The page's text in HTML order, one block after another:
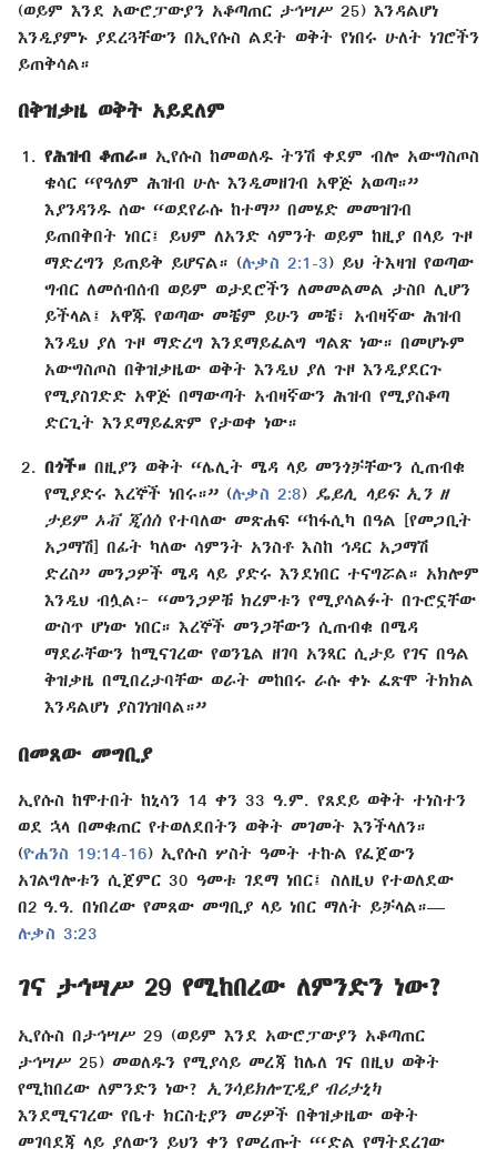
(ወይም እንደ አውሮፓውያን አቆጣጠር ታኅሣሥ 25) እንዳልሆነ
እንዲያምኑ ያደረጓቸውን በኢየሱስ ልደት ወቅት የነበሩ ሁለት ነገሮችን
ይጠቅሳል።
በቅዝቃዜ ወቅት አይደለም
የሕዝብ ቆጠራ። ኢየሱስ ከመወለዱ ትንሽ ቀደም ብሎ አውግስጦስ
ቄሳር “የዓለም ሕዝብ ሁሉ እንዲመዘገብ አዋጅ አወጣ።”
እያንዳንዱ ሰው “ወደየራሱ ከተማ” በመሄድ መመዝገብ
ይጠበቅበት ነበር፤ ይህም ለአንድ ሳምንት ወይም ከዚያ በላይ ጉዞ
ማድረግን ይጠይቅ ይሆናል። (ሉቃስ 2:1-3) ይህ ትእዛዝ የወጣው
ግብር ለመሰብሰብ ወይም ወታደሮችን ለመመልመል ታስቦ ሊሆን
ይችላል፤ አዋጁ የወጣው መቼም ይሁን መቼ፣ አብዛኛው ሕዝብ
እንዲህ ያለ ጉዞ ማድረግ እንደማይፈልግ ግልጽ ነው። በመሆኑም
አውግስጦስ በቅዝቃዜው ወቅት እንዲህ ያለ ጉዞ እንዲያደርጉ
የሚያስገድድ አዋጅ በማውጣት አብዛኛውን ሕዝብ የሚያስቆጣ
ድርጊት እንደማይፈጽም የታወቀ ነው።
በጎች። በዚያን ወቅት “ሌሊት ሜዳ ላይ መንጎቻቸውን ሲጠብቁ
የሚያድሩ እረኞች ነበሩ።” (ሉቃስ 2:8) ዴይሊ ላይፍ ኢን ዘ
ታይም ኦቭ ጂሰስየተባለው መጽሐፍ “ከፋሲካ በዓል [የመጋቢት
አጋማሽ] በፊት ካለው ሳምንት አንስቶ እስከ ኅዳር አጋማሽ
ድረስ” መንጋዎች ሜዳ ላይ ያድሩ እንደነበር ተናግሯል። አክሎም
እንዲህ ብሏል፦ “መንጋዎቹ ክረምቱን የሚያሳልፉት በጉሮኗቸው
ውስጥ ሆነው ነበር። እረኞች መንጋቸውን ሲጠብቁ በሜዳ
ማደራቸውን ከሚናገረው የወንጌል ዘገባ አንጻር ሲታይ የገና በዓል
ቅዝቃዜ በሚበረታባቸው ወራት መከበሩ ራሱ ቀኑ ፈጽሞ ትክክል
እንዳልሆነ ያስገነዝባል።”
በመጸው መግቢያ
ኢየሱስ ከሞተበት ከኒሳን 14 ቀን 33 ዓ.ም. የጸደይ ወቅት ተነስተን
ወደ ኋላ በመቁጠር የተወለደበትን ወቅት መገመት እንችላለን።
(ዮሐንስ 19:14-16) ኢየሱስ ሦስት ዓመት ተኩል የፈጀውን
አገልግሎቱን ሲጀምር 30 ዓመቱ ገደማ ነበር፤ ስለዚህ የተወለደው
በ2 ዓ.ዓ. በነበረው የመጸው መግቢያ ላይ ነበር ማለት ይቻላል።—
ሉቃስ 3:23
ገና ታኅሣሥ 29 የሚከበረው ለምንድን ነው?
ኢየሱስ በታኅሣሥ 29 (ወይም እንደ አውሮፓውያን አቆጣጠር
ታኅሣሥ 25) መወለዱን የሚያሳይ መረጃ ከሌለ ገና በዚህ ወቅት
የሚከበረው ለምንድን ነው? ኢንሳይክሎፒዲያ ብሪታኒካ
እንደሚናገረው የቤተ ክርስቲያን መሪዎች በቅዝቃዜው ወቅት
መገባደጃ ላይ ያለውን ይህን ቀን የመረጡት “‘ድል የማትደረገው